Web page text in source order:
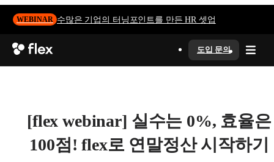
WEBINAR 수많은 기업의 터닝포인트를 만든 HR 셋업
도입 문의
[flex webinar] 실수는 0%, 효율은
100점! flex로 연말정산 시작하기